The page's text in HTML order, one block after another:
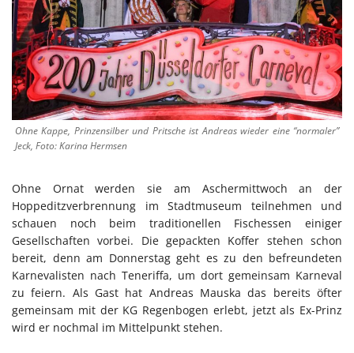
Ohne Kappe, Prinzensilber und Pritsche ist Andreas wieder eine “normaler”
Jeck, Foto: Karina Hermsen
Ohne Ornat werden sie am Aschermittwoch an der
Hoppeditzverbrennung im Stadtmuseum teilnehmen und
schauen noch beim traditionellen Fischessen einiger
Gesellschaften vorbei. Die gepackten Koffer stehen schon
bereit, denn am Donnerstag geht es zu den befreundeten
Karnevalisten nach Teneriffa, um dort gemeinsam Karneval
zu feiern. Als Gast hat Andreas Mauska das bereits öfter
gemeinsam mit der KG Regenbogen erlebt, jetzt als Ex-Prinz
wird er nochmal im Mittelpunkt stehen.